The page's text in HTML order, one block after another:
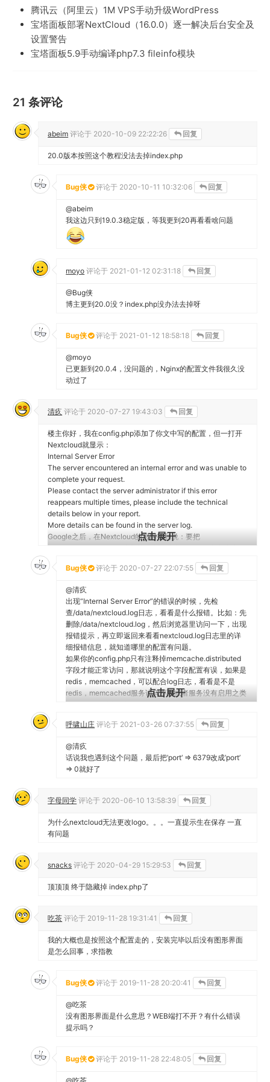
腾讯云（阿里云）1M VPS手动升级WordPress
宝塔面板部署NextCloud（16.0.0）逐一解决后台安全及
设置警告
宝塔面板5.9手动编译php7.3 fileinfo模块
21 条评论
abeim 评论于 2020-10-09 22:22:26 回复
20.0版本按照这个教程没法去掉index.php
Bug侠 评论于 2020-10-11 10:32:06 回复
@abeim
我这边只到19.0.3稳定版，等我更到20再看看啥问题
moyo 评论于 2021-01-12 02:31:18 回复
@Bug侠
博主更到20.0没？index.php没办法去掉呀
Bug侠 评论于 2021-01-12 18:58:18 回复
@moyo
已更新到20.0.4，没问题的，Nginx的配置文件我很久没
动过了
清疚 评论于 2020-07-27 19:43:03 回复
楼主你好，我在config.php添加了你文中写的配置，但一打开
Nextcloud就显示：
Internal Server Error
The server encountered an internal error and was unable to
complete your request.
Please contact the server administrator if this error
reappears multiple times, please include the technical
details below in your report.
More details can be found in the server log.
Google之后，在Nextcloud的官网找到说：要把
memcache.distributed注释掉，发现确实可行，那究竟应该怎
么启用memcache.distributed呢
点击展开
Bug侠 评论于 2020-07-27 22:07:55 回复
@清疚
出现“Internal Server Error”的错误的时候，先检
查/data/nextcloud.log日志，看看是什么报错。比如：先
删除/data/nextcloud.log，然后浏览器里访问一下，出现
报错提示，再立即返回来看看nextcloud.log日志里的详
细报错信息，就知道哪里的配置有问题。
如果你的config.php只有注释掉memcache.distributed
字段才能正常访问，那就说明这个字段配置有误，如果是
redis，memcached，可以配合log日志，看看是不是
redis，memcached服务访问不到或者服务没有启用之类
的，这个得耐心分析分析。
关于内存缓存的优化，https://bugxia.com/1706.html 这
化文档
https://docs.nextcloud.com/server/18/admin_manual/
configuration_server/caching_configuration.html
点击展开
呼啸山庄 评论于 2021-03-26 07:37:55 回复
@清疚
话说我也遇到这个问题，最后把’port‘ => 6379改成’port’
=> 0就好了
字母同学 评论于 2020-06-10 13:58:39 回复
为什么nextcloud无法更改logo。。。一直提示生在保存 一直
有问题
snacks 评论于 2020-04-29 15:29:53 回复
顶顶顶 终于隐藏掉 index.php了
吃茶 评论于 2019-11-28 19:31:41 回复
我的大概也是按照这个配置走的，安装完毕以后没有图形界面
是怎么回事，求指教
Bug侠 评论于 2019-11-28 20:20:41 回复
@吃茶
没有图形界面是什么意思？WEB端打不开？有什么错误
提示吗？
Bug侠 评论于 2019-11-28 22:48:05 回复